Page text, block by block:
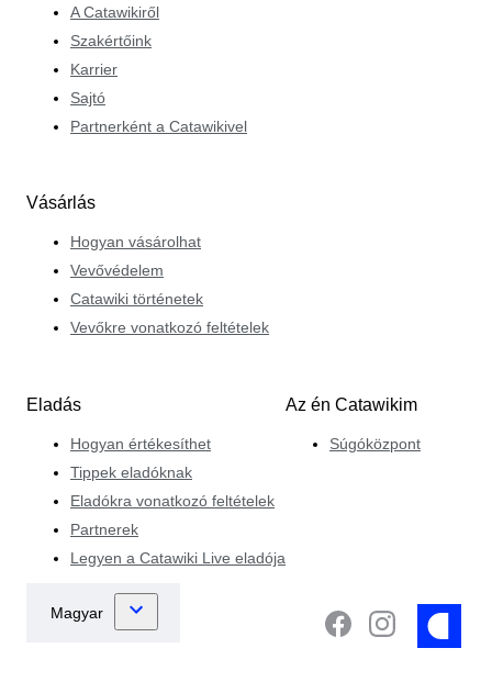
A Catawikiről
Szakértőink
Karrier
Sajtó
Partnerként a Catawikivel
Vásárlás
Hogyan vásárolhat
Vevővédelem
Catawiki történetek
Vevőkre vonatkozó feltételek
Eladás
Hogyan értékesíthet
Tippek eladóknak
Eladókra vonatkozó feltételek
Partnerek
Legyen a Catawiki Live eladója
Az én Catawikim
Súgóközpont